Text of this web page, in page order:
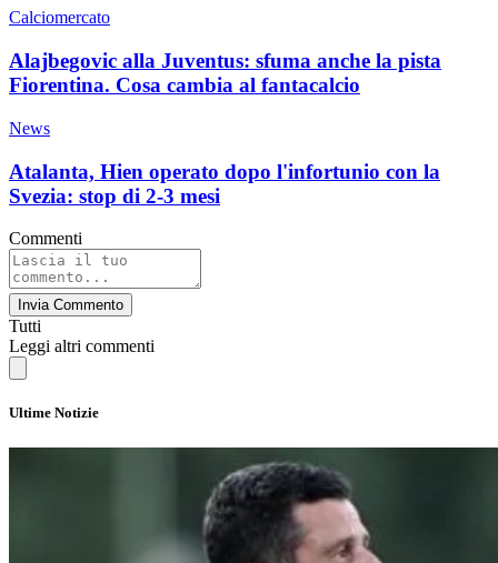
Calciomercato
Alajbegovic alla Juventus: sfuma anche la pista
Fiorentina. Cosa cambia al fantacalcio
News
Atalanta, Hien operato dopo l'infortunio con la
Svezia: stop di 2-3 mesi
Commenti
Invia Commento
Tutti
Leggi altri commenti
Ultime Notizie